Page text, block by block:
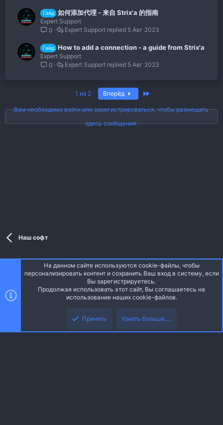
Гайд 如何添加代理 - 来自 Strix'a 的指南
Expert Support
0
5 Авг 2023
Expert Support
Гайд How to add a connection - a guide from Strix'a
Expert Support
0
5 Авг 2023
Expert Support
1 из 2 Вперёд
Вам необходимо войти или зарегистрироваться, чтобы размещать
здесь сообщения.
Наш софт
Обратная связь
Условия и правила
Политика конфиденциальности
Style and add-ons by ThemeHouse
Перевод от Jumuro ®
Запросы 14 Время 0.0468s Память 3.58MB
Верх
На данном сайте используются cookie-файлы, чтобы
персонализировать контент и сохранить Ваш вход в систему, если
Вы зарегистрируетесь.
Продолжая использовать этот сайт, Вы соглашаетесь на
использование наших cookie-файлов.
Принять Узнать больше.…